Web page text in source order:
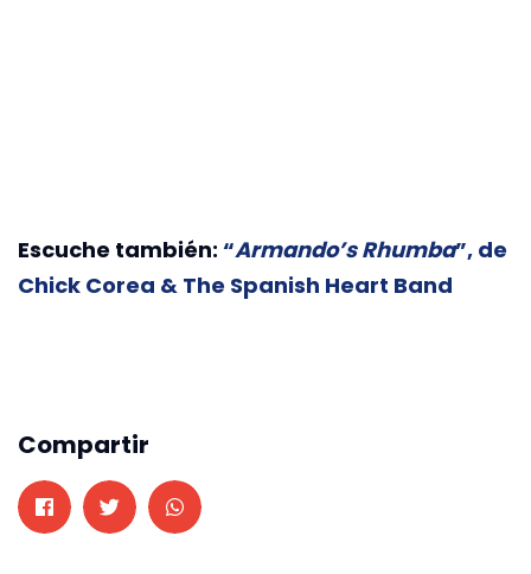
Escuche también: “Armando’s Rhumba”, de
Chick Corea & The Spanish Heart Band
Compartir